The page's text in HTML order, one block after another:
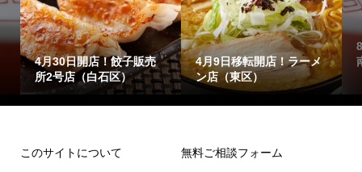
4月30日開店！餃子販売
所2号店（白石区）
4月9日移転開店！ラーメ
ン店（東区）
このサイトについて 無料ご相談フォーム